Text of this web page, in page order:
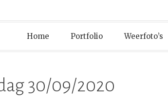
Home Portfolio Weerfoto’s
30/09/2020